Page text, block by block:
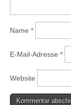
Name *
E-Mail-Adresse *
Website